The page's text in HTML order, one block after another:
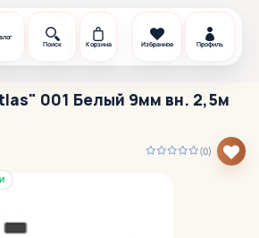
Поиск
Корзина Избранное Профиль
001 Белый 9мм вн. 2,5м
(0)